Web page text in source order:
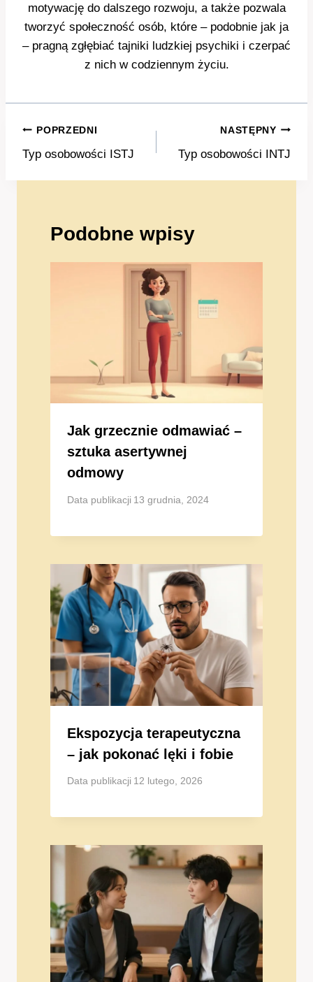
motywację do dalszego rozwoju, a także pozwala
tworzyć społeczność osób, które – podobnie jak ja
– pragną zgłębiać tajniki ludzkiej psychiki i czerpać
z nich w codziennym życiu.
Nawigacja
wpisu
POPRZEDNI
Typ osobowości ISTJ
NASTĘPNY
Typ osobowości INTJ
Podobne wpisy
Jak grzecznie odmawiać –
sztuka asertywnej
odmowy
Data publikacji 13 grudnia, 2024
Ekspozycja terapeutyczna
– jak pokonać lęki i fobie
Data publikacji 12 lutego, 2026